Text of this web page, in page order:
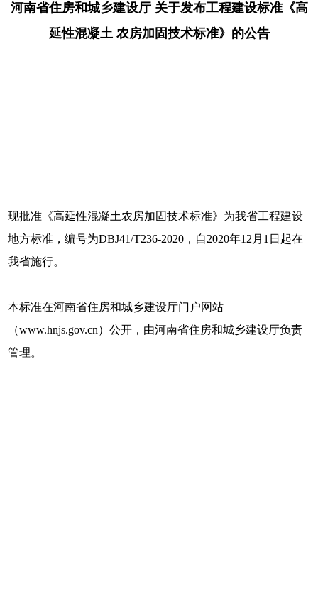
河南省住房和城乡建设厅 关于发布工程建设标准《高
延性混凝土 农房加固技术标准》的公告
现批准《高延性混凝土农房加固技术标准》为我省工程建设
地方标准，编号为DBJ41/T236-2020，自2020年12月1日起在
我省施行。
本标准在河南省住房和城乡建设厅门户网站
（www.hnjs.gov.cn）公开，由河南省住房和城乡建设厅负责
管理。